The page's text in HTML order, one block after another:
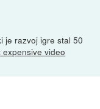
je razvoj igre stal 50
expensive video